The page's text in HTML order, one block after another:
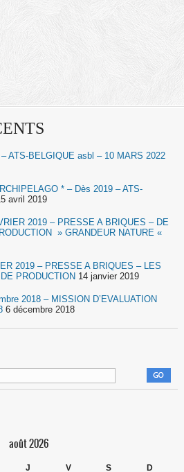
ATS-BELGIQUE asbl – 10 MARS 2022
* – Dès 2019 – ATS-
avril 2019
2019 – PRESSE A BRIQUES – DE
» GRANDEUR NATURE «
2019 – PRESSE A BRIQUES – LES
PRODUCTION 14 janvier 2019
2018 – MISSION D’EVALUATION
6 décembre 2018
août 2026
J V S D